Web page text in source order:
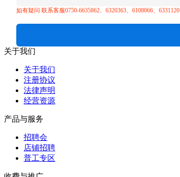
如有疑问 联系客服0750-6635862、6320363、6108066、6331120
关于我们
关于我们
注册协议
法律声明
经营资源
产品与服务
招聘会
店铺招聘
普工专区